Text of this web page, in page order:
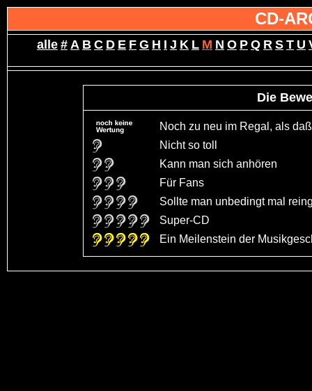
CD-
alle # A B C D E F G H I J K L M N O P Q R S T U
Die
Noch zu neu im Regal, als
Nicht so toll
Kann man sich anhören
Für Fans
Sollte man unbedingt mal
Super-CD
Ein Meilenstein der